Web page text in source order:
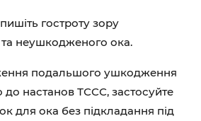
гостроту зору
неушкодженого ока.
подальшого ушкодження
до настанов ТССС, застосуйте
для ока без підкладання під